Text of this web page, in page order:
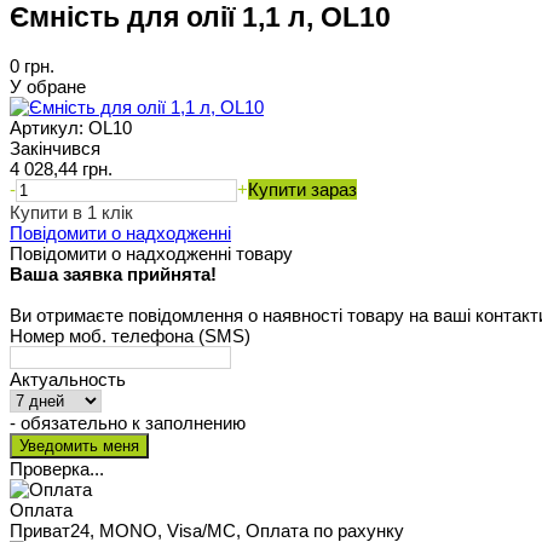
Ємність для олії 1,1 л, OL10
0 грн.
У обране
Артикул: OL10
Закінчився
4 028,44 грн.
-
+Купити зараз
Купити в 1 клік
Повідомити о надходженні
Повідомити о надходженні товару
Ваша заявка прийнята!
Ви отримаєте повідомлення о наявності товару на ваші
Номер моб. телефона (SMS)
Актуальность
- обязательно к заполнению
Проверка...
Оплата
Приват24, MONO, Visa/MC, Оплата по рахунку